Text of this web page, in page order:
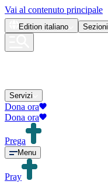
Vai al contenuto principale
Edition italiano Sezioni
Servizi
Dona ora
Dona ora
Prega
Menu
Pray